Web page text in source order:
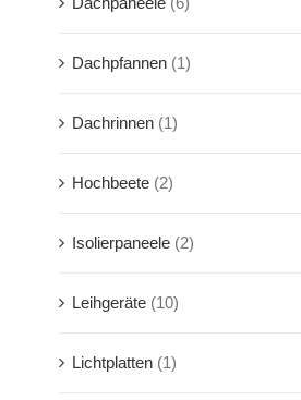
Dachpfannen (1)
Dachrinnen (1)
Hochbeete (2)
Isolierpaneele (2)
Leihgeräte (10)
Lichtplatten (1)